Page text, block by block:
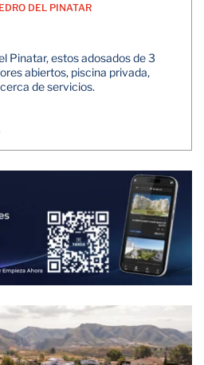
DEL PINATAR
Pinatar, estos adosados de 3
abiertos, piscina privada,
de servicios.